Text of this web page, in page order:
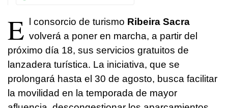
E l consorcio de turismo Ribeira Sacra
volverá a poner en marcha, a partir del
próximo día 18, sus servicios gratuitos de
lanzadera turística. La iniciativa, que se
prolongará hasta el 30 de agosto, busca facilitar
la movilidad en la temporada de mayor